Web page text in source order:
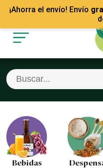
¡Ahorra el envío! EnvíoMis
Mis
Bebidas